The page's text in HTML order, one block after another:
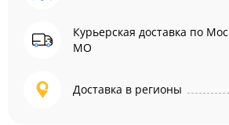
Курьерская доставка по
МО
Доставка в регионы